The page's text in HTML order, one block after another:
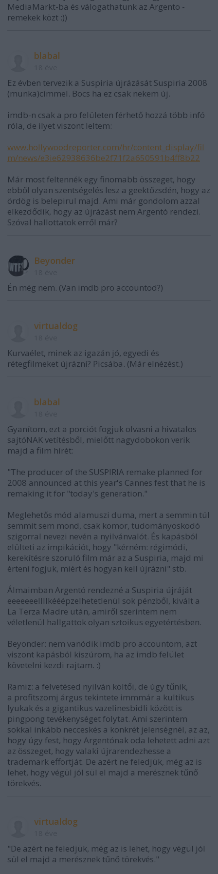
MediaMarkt-ba és válogathatunk az Argento -
remekek közt :))
blabal
Ez évben tervezik a Suspiria újrázását Suspiria 2008
(munka)címmel. Bocs ha ez csak nekem új.
imdb-n csak a pro felületen férhető hozzá több infó
róla, de ilyet viszont leltem:
www.hollywoodreporter.com/hr/content_display/fil
m/news/e3ie62938636be2f71f2a650591b4ff8b22
Már most feltennék egy finomabb összeget, hogy
ebből olyan szentségelés lesz a geektőzsdén, hogy az
ördög is belepirul majd. Ami már gondolom azzal
elkezdődik, hogy az újrázást nem Argentó rendezi.
Szóval hallottatok erről már?
Beyonder
Én még nem. (Van imdb pro accountod?)
virtualdog
Kurvaélet, minek az igazán jó, egyedi és
rétegfilmeket újrázni? Picsába. (Már elnézést.)
blabal
Gyanítom, ezt a porciót fogjuk olvasni a hivatalos
sajtóNAK vetítésből, mielőtt nagydobokon verik
majd a film hírét:
"The producer of the SUSPIRIA remake planned for
2008 announced at this year's Cannes fest that he is
remaking it for "today's generation."
Meglehetős mód alamuszi duma, mert a semmin túl
semmit sem mond, csak komor, tudományoskodó
szigorral nevezi nevén a nyilvánvalót. És kapásból
elülteti az impikációt, hogy "kérném: régimódi,
kerekítésre szoruló film már az a Suspiria, majd mi
érteni fogjuk, miért és hogyan kell újrázni" stb.
Álmaimban Argentó rendezné a Suspiria újráját
eeeeeeellllkééépzelhetetlenül sok pénzből, kivált a
La Terza Madre után, amiről szerintem nem
véletlenül hallgattok olyan sztoikus egyetértésben.
Beyonder: nem vanódik imdb pro accountom, azt
viszont kapásból kiszúrom, ha az imdb felület
követelni kezdi rajtam. :)
Ramiz: a felvetésed nyilván költői, de úgy tűnik,
a profitszomj árgus tekintete immmár a kultikus
lyukak és a gigantikus vazelinesbidli között is
pingpong tevékenységet folytat. Ami szerintem
sokkal inkább necceskés a konkrét jelenségnél, az az,
hogy úgy fest, hogy Argentónak oda lehetett adni azt
az összeget, hogy valaki újrarendezhesse a
trademark effortját. De azért ne feledjük, még az is
lehet, hogy végül jól sül el majd a merésznek tűnő
törekvés.
virtualdog
"De azért ne feledjük, még az is lehet, hogy végül jól
sül el majd a merésznek tűnő törekvés."